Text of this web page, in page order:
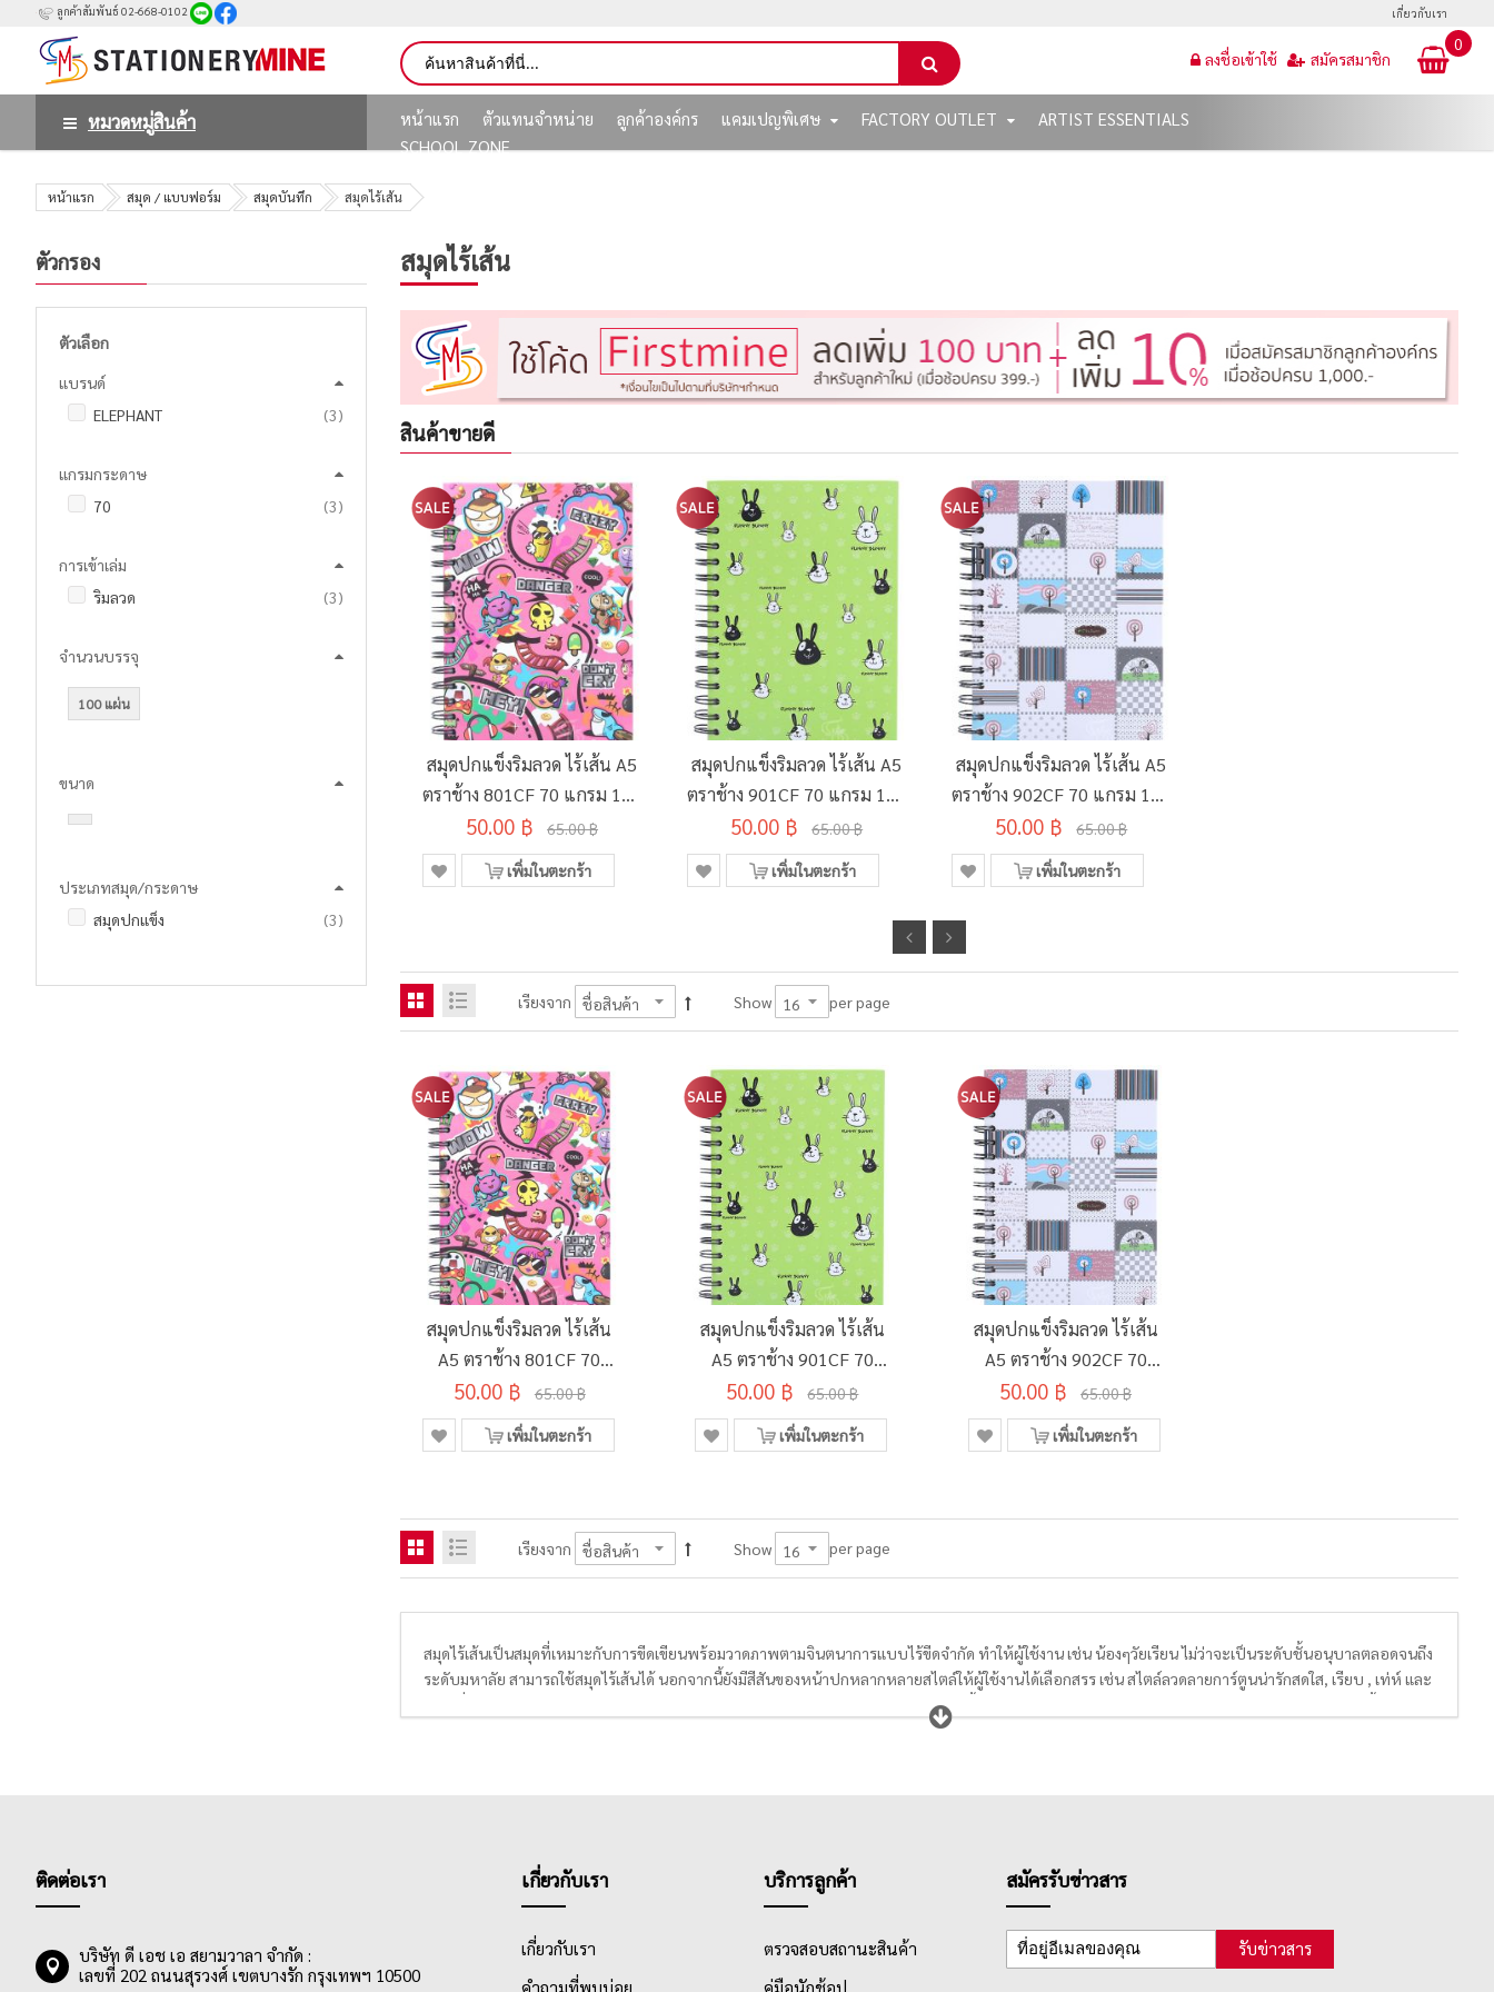
ลูกค้าสัมพันธ์ 02-668-0102 เกี่ยวกับเรา
0
ลงชื่อเข้าใช้ สมัครสมาชิก
หมวดหมู่สินค้า หน้าแรก ตัวแทนจำหน่าย ลูกค้าองค์กร แคมเปญพิเศษ FACTORY OUTLET
ARTIST ESSENTIALS
SCHOOL ZONE
หน้าแรก สมุด / แบบฟอร์ม สมุดบันทึก สมุดไร้เส้น
สมุดไร้เส้น
สินค้าขายดี
สมุดปกแข็งริมลวด ไร้เส้น A5
ตราช้าง 801CF 70 แกรม 100
แผ่น
50.00 ฿ 65.00 ฿
เพิ่มในตะกร้า
สมุดปกแข็งริมลวด ไร้เส้น A5
ตราช้าง 901CF 70 แกรม 100
แผ่น
50.00 ฿ 65.00 ฿
เพิ่มในตะกร้า
สมุดปกแข็งริมลวด ไร้เส้น A5
ตราช้าง 902CF 70 แกรม 100
แผ่น
50.00 ฿ 65.00 ฿
เพิ่มในตะกร้า
เรียงจาก Show per page
สมุดปกแข็งริมลวด ไร้เส้น
A5 ตราช้าง 801CF 70
แกรม 100 แผ่น
50.00 ฿ 65.00 ฿
เพิ่มในตะกร้า
สมุดปกแข็งริมลวด ไร้เส้น
A5 ตราช้าง 901CF 70
แกรม 100 แผ่น
50.00 ฿ 65.00 ฿
เพิ่มในตะกร้า
สมุดปกแข็งริมลวด ไร้เส้น
A5 ตราช้าง 902CF 70
แกรม 100 แผ่น
50.00 ฿ 65.00 ฿
เพิ่มในตะกร้า
เรียงจาก Show per page
สมุดไร้เส้นเป็นสมุดที่เหมาะกับการขีดเขียนพร้อมวาดภาพตามจินตนาการแบบไร้ขีดจำกัด ทำให้ผู้ใช้งาน เช่น น้องๆวัยเรียน ไม่ว่าจะเป็นระดับชั้นอนุบาลตลอดจนถึง
ระดับมหาลัย สามารถใช้สมุดไร้เส้นได้ นอกจากนี้ยังมีสีสันของหน้าปกหลากหลายสไตล์ให้ผู้ใช้งานได้เลือกสรร เช่น สไตล์ลวดลายการ์ตูนน่ารักสดใส, เรียบ , เท่ห์ และ
สไตล์อื่นๆ วัสดุของสมุดไร้เส้นในส่วนของหน้าปกทำจากกระดาษแข็งหุ้มกระดาษอาร์ต, เนื้อในกระดาษคุณภาพดี ถนอมสายตา, เย็บเข้าเล่มด้วยริมลวด อีกทั้งยังมี
ตัวกรอง
ตัวเลือก
แบรนด์
ELEPHANT
3รายการ
แกรมกระดาษ
70
3รายการ
การเข้าเล่ม
ริมลวด
3รายการ
จำนวนบรรจุ
100 แผ่น
ขนาด
ประเภทสมุด/กระดาษ
สมุดปกแข็ง
3รายการ
ติดต่อเรา
บริษัท ดี เอช เอ สยามวาลา จำกัด :
เลขที่ 202 ถนนสุรวงศ์ เขตบางรัก กรุงเทพฯ 10500
เกี่ยวกับเรา
เกี่ยวกับเรา
คำถามที่พบบ่อย
บริการลูกค้า
ตรวจสอบสถานะสินค้า
คู่มือนักช้อป
สมัครรับข่าวสาร
รับข่าวสาร